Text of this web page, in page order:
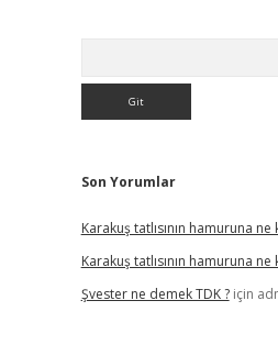
Son Yorumlar
Karakuş tatlısının hamuruna
Karakuş tatlısının hamuruna
Şvester ne demek TDK ?için